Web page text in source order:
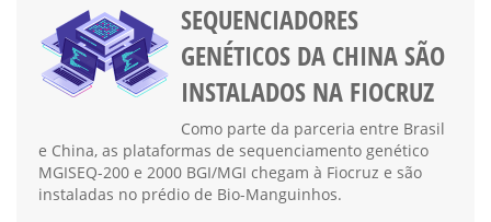
SEQUENCIADORES
GENÉTICOS DA CHINA SÃO
INSTALADOS NA FIOCRUZ
Como parte da parceria entre Brasil
e China, as plataformas de sequenciamento genético
MGISEQ-200 e 2000 BGI/MGI chegam à Fiocruz e são
instaladas no prédio de Bio-Manguinhos.